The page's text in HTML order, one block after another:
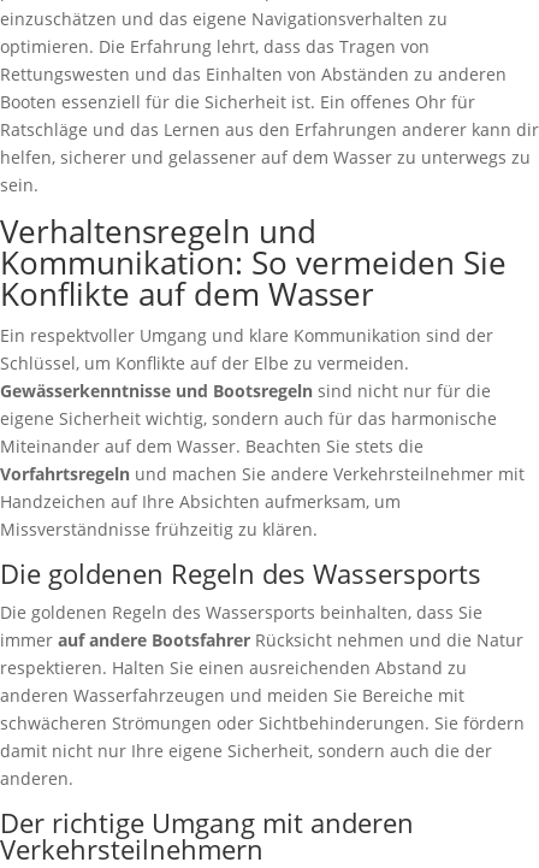
einzuschätzen und das eigene Navigationsverhalten zu
optimieren. Die Erfahrung lehrt, dass das Tragen von
Rettungswesten und das Einhalten von Abständen zu anderen
Booten essenziell für die Sicherheit ist. Ein offenes Ohr für
Ratschläge und das Lernen aus den Erfahrungen anderer kann dir
helfen, sicherer und gelassener auf dem Wasser zu unterwegs zu
sein.
Verhaltensregeln und
Kommunikation: So vermeiden Sie
Konflikte auf dem Wasser
Ein respektvoller Umgang und klare Kommunikation sind der
Schlüssel, um Konflikte auf der Elbe zu vermeiden.
Gewässerkenntnisse und Bootsregeln sind nicht nur für die
eigene Sicherheit wichtig, sondern auch für das harmonische
Miteinander auf dem Wasser. Beachten Sie stets die
Vorfahrtsregeln und machen Sie andere Verkehrsteilnehmer mit
Handzeichen auf Ihre Absichten aufmerksam, um
Missverständnisse frühzeitig zu klären.
Die goldenen Regeln des Wassersports
Die goldenen Regeln des Wassersports beinhalten, dass Sie
immer auf andere Bootsfahrer Rücksicht nehmen und die Natur
respektieren. Halten Sie einen ausreichenden Abstand zu
anderen Wasserfahrzeugen und meiden Sie Bereiche mit
schwächeren Strömungen oder Sichtbehinderungen. Sie fördern
damit nicht nur Ihre eigene Sicherheit, sondern auch die der
anderen.
Der richtige Umgang mit anderen
Verkehrsteilnehmern